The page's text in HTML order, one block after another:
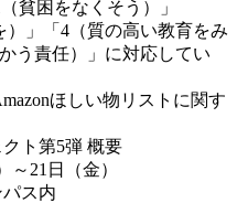
貧困をなくそう）」
）」「4（質の高い教育をみ
う責任）」に対応してい
ほしい物リストに関す
ト第5弾 概要
～21日（金）
ス内